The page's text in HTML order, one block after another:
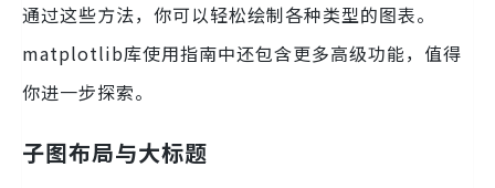
通过这些方法，你可以轻松绘制各种类型的图表。
matplotlib库使用指南中还包含更多高级功能，值得
你进一步探索。
子图布局与大标题